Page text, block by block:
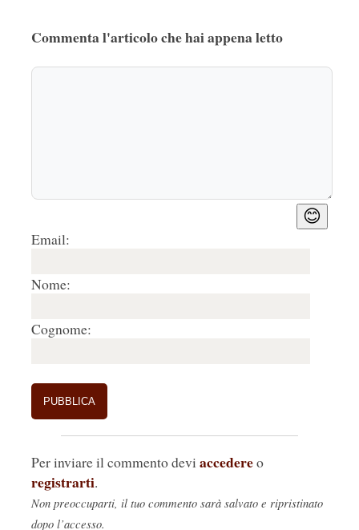
Commenta l'articolo che hai appena letto
😊
Email:
Nome:
Cognome:
Per inviare il commento devi accedereo
registrarti.
Non preoccuparti, il tuo commento sarà salvato e ripristinato
dopo l’accesso.